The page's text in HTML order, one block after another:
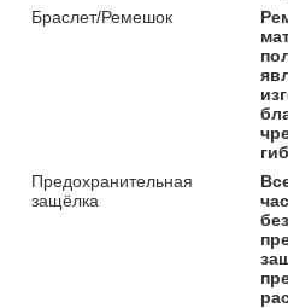
Браслет/Ремешок
Предохранительная
защёлка